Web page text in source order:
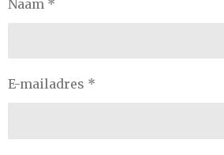
Naam *
E-mailadres *